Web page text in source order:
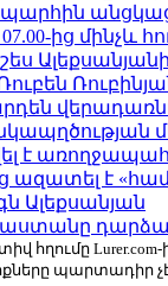
ից մինչև
է
ազատել է
Ալեքսանյան
հղումը
պարտադիր